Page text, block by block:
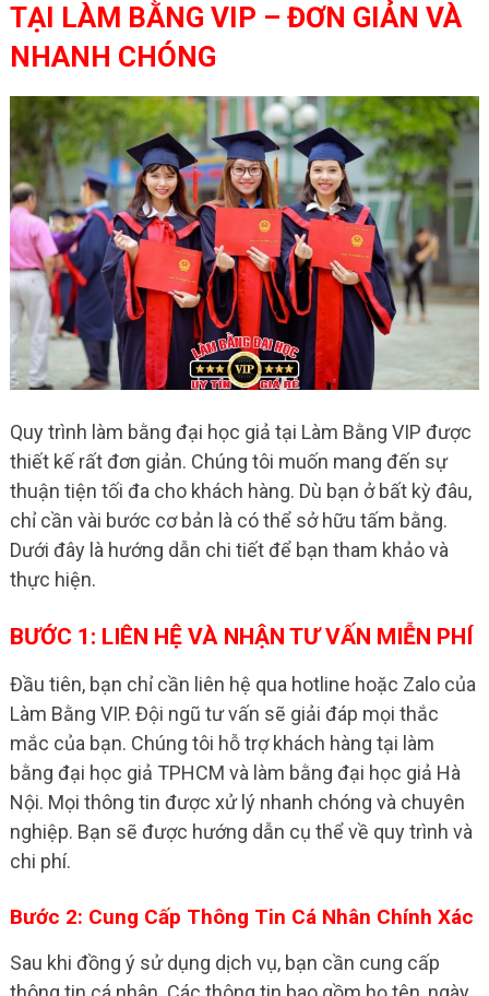
TẠI LÀM BẰNG VIP – ĐƠN GIẢN VÀ
NHANH CHÓNG
Quy trình làm bằng đại học giả tại Làm Bằng VIP được
thiết kế rất đơn giản. Chúng tôi muốn mang đến sự
thuận tiện tối đa cho khách hàng. Dù bạn ở bất kỳ đâu,
chỉ cần vài bước cơ bản là có thể sở hữu tấm bằng.
Dưới đây là hướng dẫn chi tiết để bạn tham khảo và
thực hiện.
BƯỚC 1: LIÊN HỆ VÀ NHẬN TƯ VẤN MIỄN PHÍ
Đầu tiên, bạn chỉ cần liên hệ qua hotline hoặc Zalo của
Làm Bằng VIP. Đội ngũ tư vấn sẽ giải đáp mọi thắc
mắc của bạn. Chúng tôi hỗ trợ khách hàng tại làm
bằng đại học giả TPHCM và làm bằng đại học giả Hà
Nội. Mọi thông tin được xử lý nhanh chóng và chuyên
nghiệp. Bạn sẽ được hướng dẫn cụ thể về quy trình và
chi phí.
Bước 2: Cung Cấp Thông Tin Cá Nhân Chính Xác
Sau khi đồng ý sử dụng dịch vụ, bạn cần cung cấp